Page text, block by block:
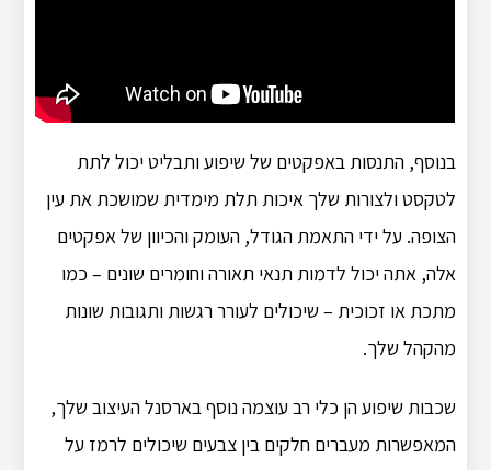
בנוסף, התנסות באפקטים של שיפוע ותבליט יכול לתת
לטקסט ולצורות שלך איכות תלת מימדית שמושכת את עין
הצופה. על ידי התאמת הגודל, העומק והכיוון של אפקטים
אלה, אתה יכול לדמות תנאי תאורה וחומרים שונים – כמו
מתכת או זכוכית – שיכולים לעורר רגשות ותגובות שונות
מהקהל שלך.
שכבות שיפוע הן כלי רב עוצמה נוסף בארסנל העיצוב שלך,
המאפשרות מעברים חלקים בין צבעים שיכולים לרמז על